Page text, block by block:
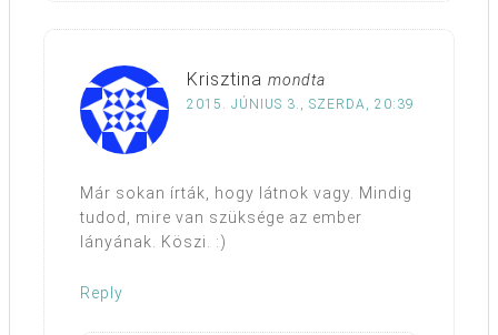
Krisztina mondta
2015. JÚNIUS 3., SZERDA, 20:39
Már sokan írták, hogy látnok vagy. Mindig
tudod, mire van szüksége az ember
lányának. Köszi. :)
Reply